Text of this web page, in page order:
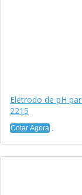
Eletrodo de pH
2215
Cotar Agora